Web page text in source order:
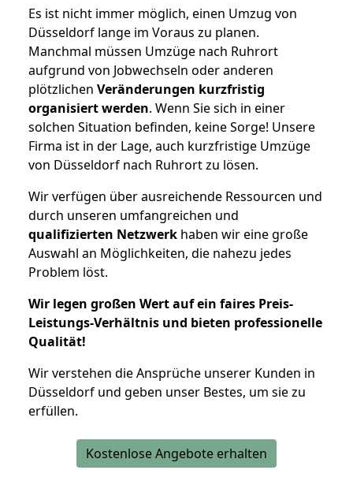
Es ist nicht immer möglich, einen Umzug von
Düsseldorf lange im Voraus zu planen.
Manchmal müssen Umzüge nach Ruhrort
aufgrund von Jobwechseln oder anderen
plötzlichen Veränderungen kurzfristig
organisiert werden. Wenn Sie sich in einer
solchen Situation befinden, keine Sorge! Unsere
Firma ist in der Lage, auch kurzfristige Umzüge
von Düsseldorf nach Ruhrort zu lösen.
Wir verfügen über ausreichende Ressourcen und
durch unseren umfangreichen und
qualifizierten Netzwerk haben wir eine große
Auswahl an Möglichkeiten, die nahezu jedes
Problem löst.
Wir legen großen Wert auf ein faires Preis-
Leistungs-Verhältnis und bieten professionelle
Qualität!
Wir verstehen die Ansprüche unserer Kunden in
Düsseldorf und geben unser Bestes, um sie zu
erfüllen.
Kostenlose Angebote erhalten